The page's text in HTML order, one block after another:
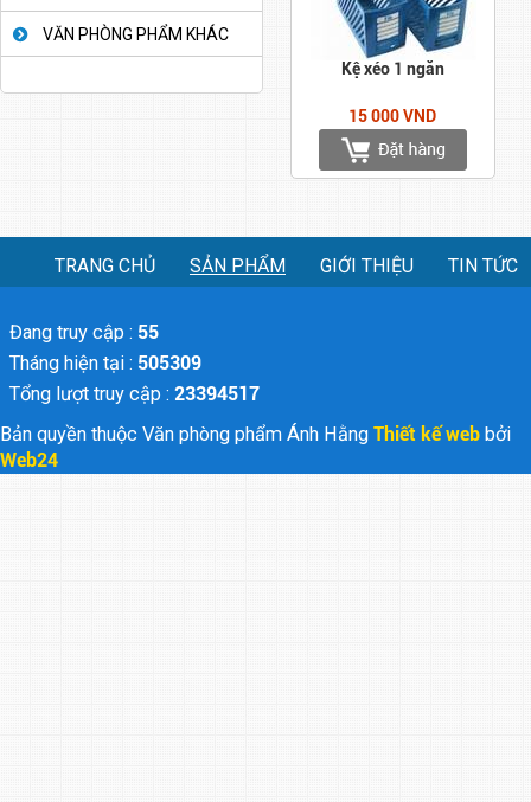
VĂN PHÒNG PHẨM KHÁC
Kệ xéo 1 ngăn
15 000 VND
TRANG CHỦ SẢN PHẨM GIỚI THIỆU TIN TỨC
Đang truy cập : 55
Tháng hiện tại : 505309
Tổng lượt truy cập : 23394517
Bản quyền thuộc Văn phòng phẩm Ánh Hằng Thiết kế web bởi
Web24